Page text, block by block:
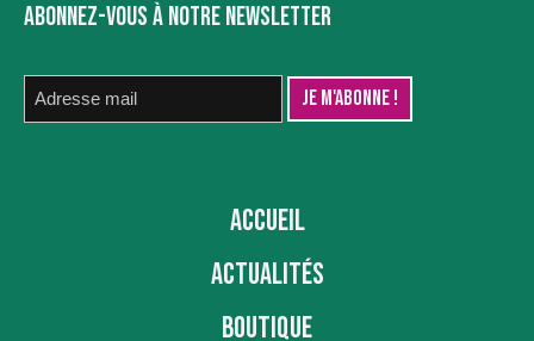
ABONNEZ-VOUS À NOTRE NEWSLETTER
ACCUEIL
ACTUALITÉS
BOUTIQUE